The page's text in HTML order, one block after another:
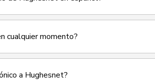
cualquier momento?
a Hughesnet?